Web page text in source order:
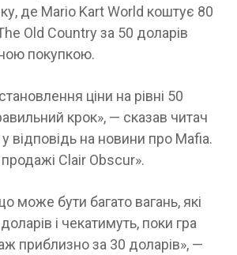
де Mario Kart World коштує 80
Old Country за 50 доларів
покупкою.
ціни на рівні 50
крок», — сказав читач
відповідь на новини про Mafia.
Clair Obscur».
може бути багато вагань, які
і чекатимуть, поки гра
приблизно за 30 доларів», —